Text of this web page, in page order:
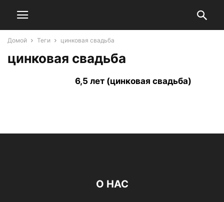
Домой Теги цинковая свадьба
цинковая свадьба
6,5 лет (цинковая свадьба)
О НАС